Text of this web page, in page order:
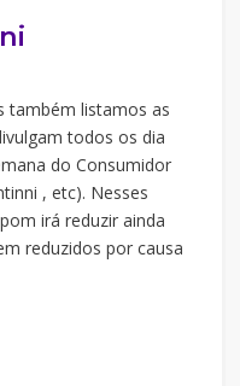
também listamos as
todos os dia
do Consumidor
, etc). Nesses
irá reduzir ainda
reduzidos por causa